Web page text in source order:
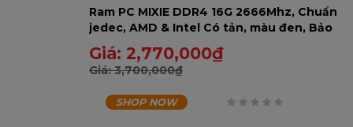
Ram PC MIXIE DDR4 16G 2666Mhz, Chuẩn
jedec, AMD & Intel Có tản, màu đen, Bảo
hành 60 tháng - 16GD2666RA-U
Giá: 2,770,000₫
Giá:3,700,000₫
SHOP NOW